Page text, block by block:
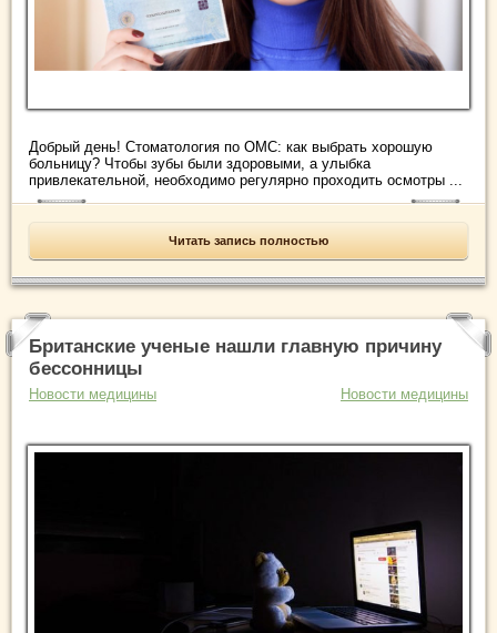
Добрый день! Стоматология по ОМС: как выбрать хорошую
больницу? Чтобы зубы были здоровыми, а улыбка
привлекательной, необходимо регулярно проходить осмотры ...
Читать запись полностью
Британские ученые нашли главную причину
бессонницы
Новости медицины Новости медицины